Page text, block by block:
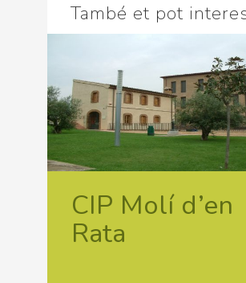
També et pot
CIP Molí d’en
Rata